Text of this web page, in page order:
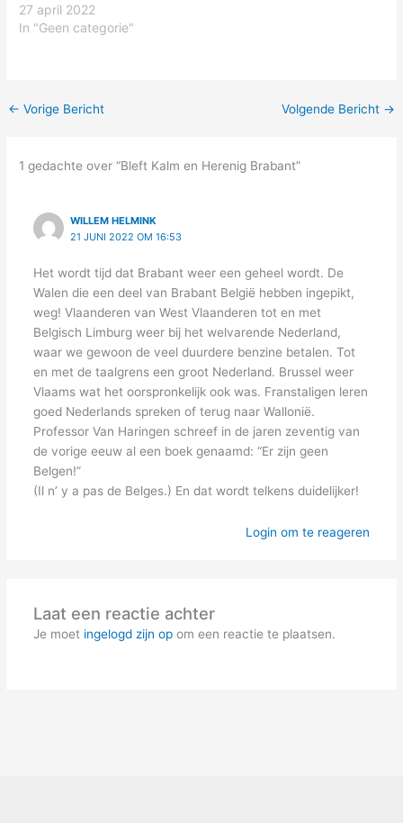
27 april 2022
In "Geen categorie"
← Vorige Bericht Volgende Bericht →
1 gedachte over “Bleft Kalm en Herenig Brabant”
WILLEM HELMINK
21 JUNI 2022 OM 16:53
Het wordt tijd dat Brabant weer een geheel wordt. De
Walen die een deel van Brabant België hebben ingepikt,
weg! Vlaanderen van West Vlaanderen tot en met
Belgisch Limburg weer bij het welvarende Nederland,
waar we gewoon de veel duurdere benzine betalen. Tot
en met de taalgrens een groot Nederland. Brussel weer
Vlaams wat het oorspronkelijk ook was. Franstaligen leren
goed Nederlands spreken of terug naar Wallonië.
Professor Van Haringen schreef in de jaren zeventig van
de vorige eeuw al een boek genaamd: “Er zijn geen
Belgen!”
(Il n’ y a pas de Belges.) En dat wordt telkens duidelijker!
Login om te reageren
Laat een reactie achter
Je moet ingelogd zijn opom een reactie te plaatsen.